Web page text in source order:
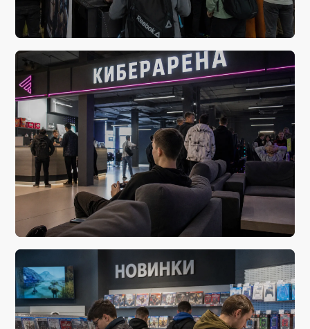
сегодня, 04:06
Космический абсурд возвращается
вчера, 20:21
Будущее цифровых развлечений: ключевые
тенденции